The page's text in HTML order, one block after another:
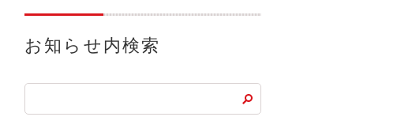
お知らせ内検索